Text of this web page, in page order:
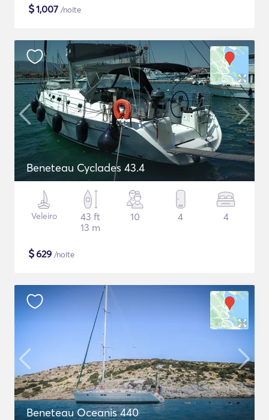
$1,007 /noite
Beneteau Cyclades 43.4
Veleiro
43 ft
13 m
10 4 4
$629 /noite
Beneteau Oceanis 440